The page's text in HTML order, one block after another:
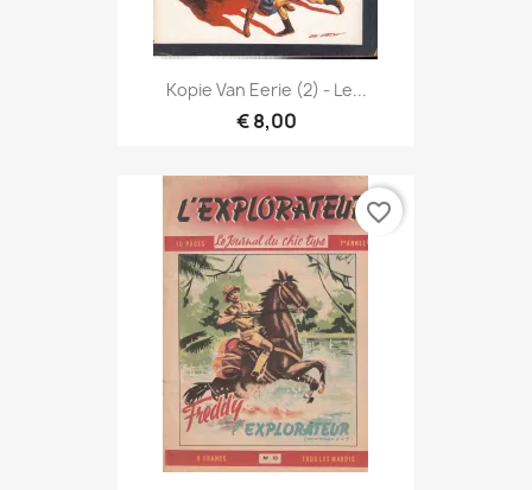
Kopie Van Eerie (2) - Le...
€ 8,00
favorite_border